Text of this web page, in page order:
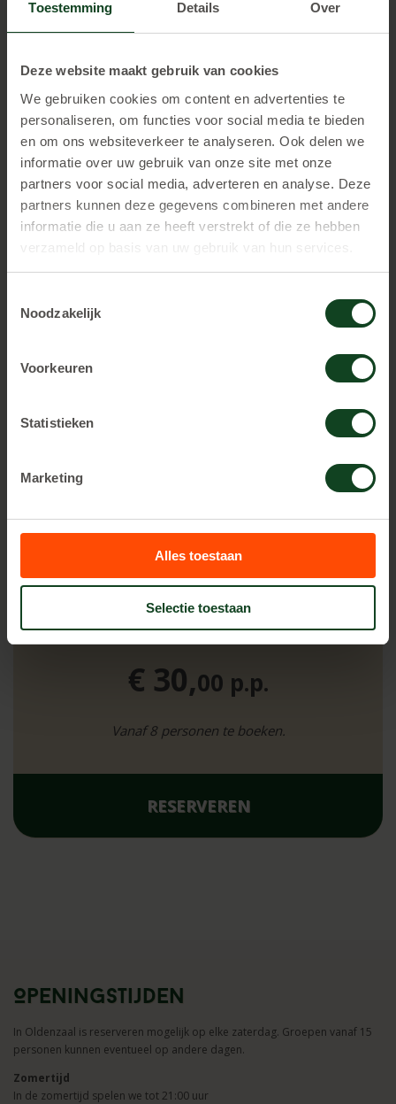
Toestemming Details Over
Deze website maakt gebruik van cookies
We gebruiken cookies om content en advertenties te
personaliseren, om functies voor social media te bieden
en om ons websiteverkeer te analyseren. Ook delen we
informatie over uw gebruik van onze site met onze
partners voor social media, adverteren en analyse. Deze
partners kunnen deze gegevens combineren met andere
informatie die u aan ze heeft verstrekt of die ze hebben
verzameld op basis van uw gebruik van hun services.
Noodzakelijk
Voorkeuren
Statistieken
Marketing
Alles toestaan
Selectie toestaan
€ 17,50 p.p.
Vanaf 8 personen te boeken.
RESERVEREN
Meest geboekt
RESERVEREN
2 uur spelen
€ 30,00 p.p.
Vanaf 8 personen te boeken.
RESERVEREN
Openingstijden
In Oldenzaal is reserveren mogelijk op elke zaterdag. Groepen vanaf 15
personen kunnen eventueel op andere dagen.
Zomertijd
In de zomertijd spelen we tot 21:00 uur